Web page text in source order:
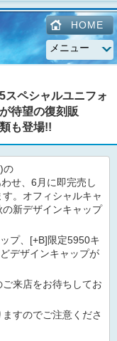
HOME
ペシャルユニフォ
待望の復刻販
も登場!!
の
せ、6月に即完売し
。オフィシャルキャ
新デザインキャップ
プ、[+B]限定5950キ
デザインキャップが
来店をお待ちしてお
すのでご注意くださ